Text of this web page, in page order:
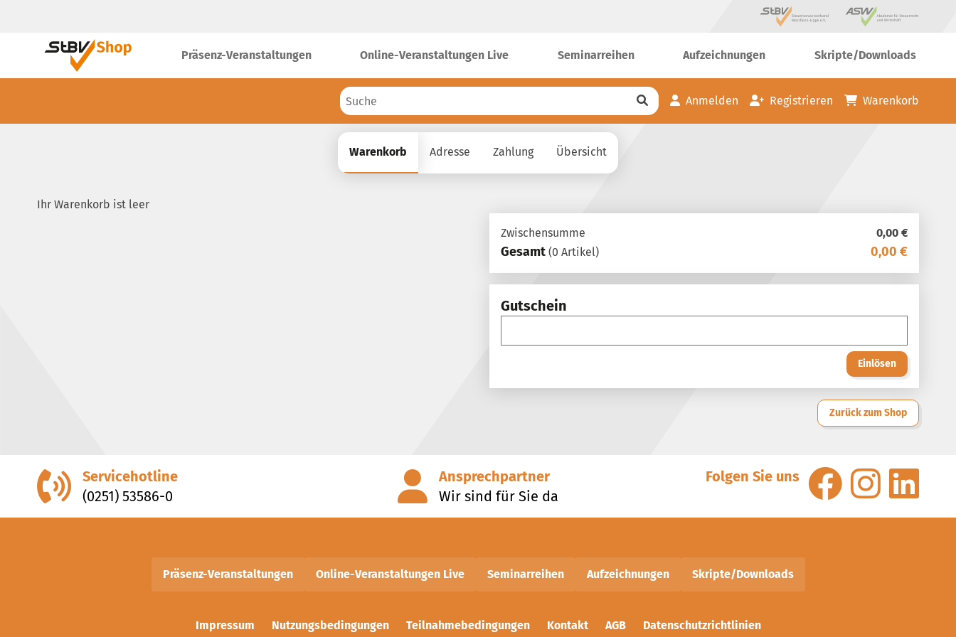
Präsenz-Veranstaltungen Online-Veranstaltungen Live Seminarreihen Aufzeichnungen Skripte/Downloads
Anmelden Registrieren Warenkorb
Warenkorb Adresse Zahlung Übersicht
Ihr Warenkorb ist leer
Zwischensumme 0,00 €
Gesamt (0 Artikel) 0,00 €
Gutschein
Einlösen
Zurück zum Shop
Servicehotline
(0251) 53586-0
Ansprechpartner
Wir sind für Sie da
Folgen Sie uns
Präsenz-Veranstaltungen Online-Veranstaltungen Live Seminarreihen Aufzeichnungen Skripte/Downloads
Impressum Nutzungsbedingungen Teilnahmebedingungen Kontakt AGB Datenschutzrichtlinien